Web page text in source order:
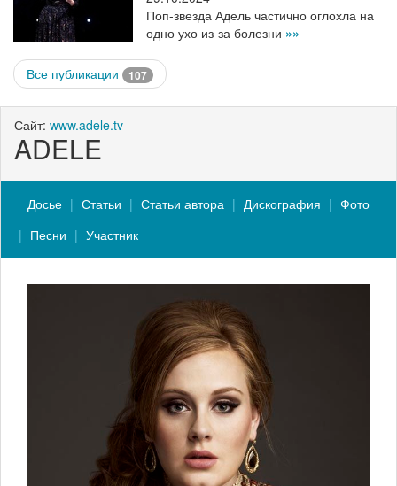
Поп-звезда Адель частично оглохла на
одно ухо из-за болезни »»
Все публикации 107
Сайт: www.adele.tv
ADELE
Досье Статьи Статьи автора Дискография
Фото
Песни
Участник